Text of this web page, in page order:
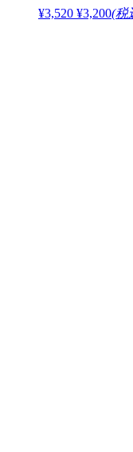
¥3,520 ¥3,200(税